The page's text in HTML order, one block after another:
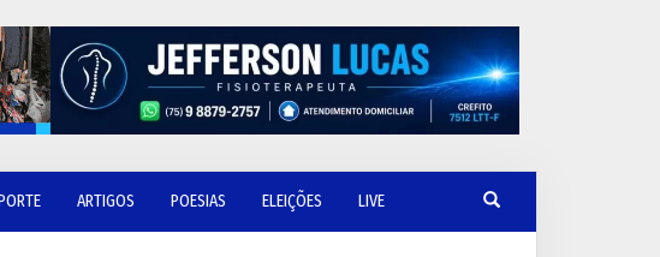
ARTIGOS POESIAS ELEIÇÕES LIVE